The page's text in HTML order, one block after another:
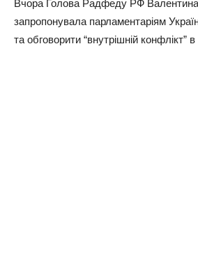
Вчора Голова Радфеду РФ
запропонувала парламентаріям
та обговорити “внутрішній конфлікт” в